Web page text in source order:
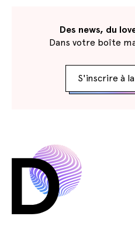
Des news, du
Dans votre boîte
S'inscrire à